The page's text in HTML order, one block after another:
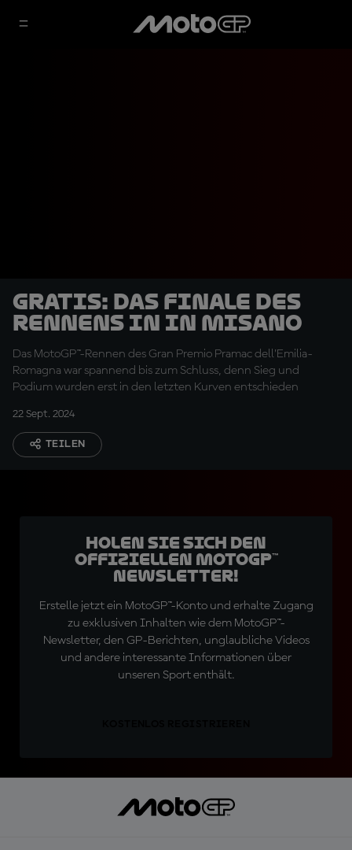
GRATIS: Das Finale des
Rennens in in Misano
Das MotoGP™-Rennen des Gran Premio Pramac dell’Emilia-
Romagna war spannend bis zum Schluss, denn Sieg und
Podium wurden erst in den letzten Kurven entschieden
22 Sept. 2024
TEILEN
Holen Sie sich den
offiziellen MotoGP™
Newsletter!
Erstelle jetzt ein MotoGP™-Konto und erhalte Zugang
zu exklusiven Inhalten wie dem MotoGP™-
Newsletter, den GP-Berichten, unglaubliche Videos
und andere interessante Informationen über
unseren Sport enthält.